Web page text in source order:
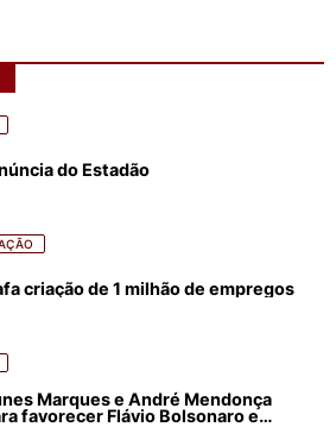
do Estadão
criação de 1 milhão de empregos
Marques e André Mendonça
favorecer Flávio Bolsonaro e